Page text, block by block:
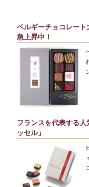
ベルギーチョコレー
急上昇中！
フランスを代表する
ッセル」